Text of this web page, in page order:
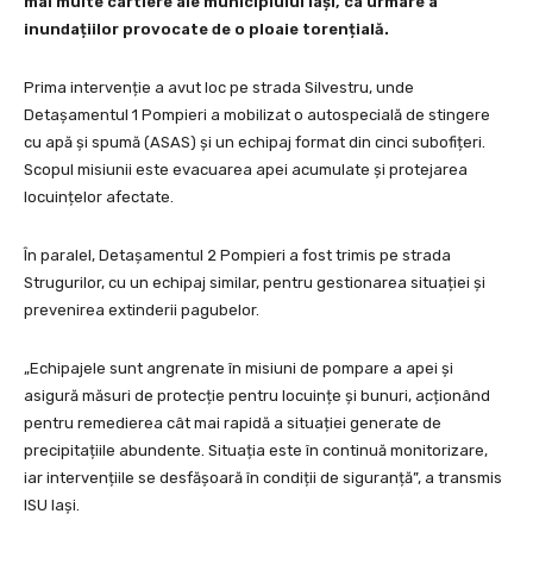
inundațiilor provocate de o ploaie torențială.
Prima intervenție a avut loc pe strada Silvestru, unde
Detașamentul 1 Pompieri a mobilizat o autospecială de stingere
cu apă și spumă (ASAS) și un echipaj format din cinci subofițeri.
Scopul misiunii este evacuarea apei acumulate și protejarea
locuințelor afectate.
În paralel, Detașamentul 2 Pompieri a fost trimis pe strada
Strugurilor, cu un echipaj similar, pentru gestionarea situației și
prevenirea extinderii pagubelor.
„Echipajele sunt angrenate în misiuni de pompare a apei și
asigură măsuri de protecție pentru locuințe și bunuri, acționând
pentru remedierea cât mai rapidă a situației generate de
precipitațiile abundente. Situația este în continuă monitorizare,
iar intervențiile se desfășoară în condiții de siguranță”, a transmis
ISU Iași.